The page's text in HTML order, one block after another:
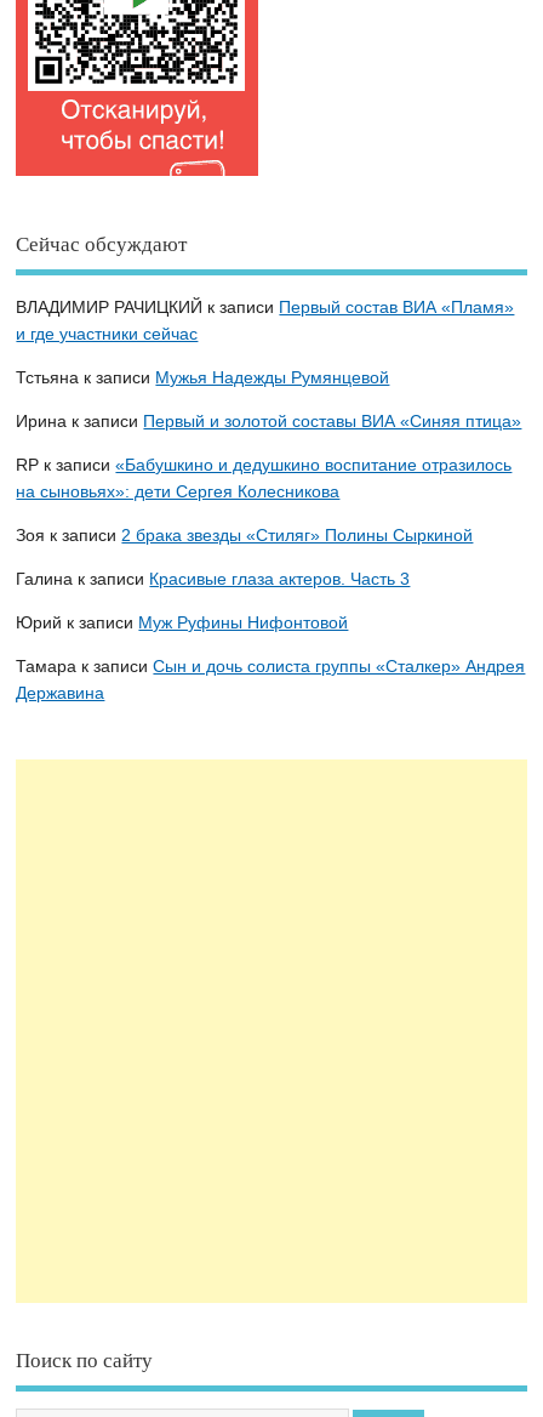
Сейчас обсуждают
ВЛАДИМИР РАЧИЦКИЙ к записи Первый состав ВИА «Пламя»
и где участники сейчас
Тстьяна к записи Мужья Надежды Румянцевой
Ирина к записи Первый и золотой составы ВИА «Синяя птица»
RP к записи«Бабушкино и дедушкино воспитание отразилось
на сыновьях»: дети Сергея Колесникова
Зоя к записи 2 брака звезды «Стиляг» Полины Сыркиной
Галина к записи Красивые глаза актеров. Часть 3
Юрий к записи Муж Руфины Нифонтовой
Тамара к записиСын и дочь солиста группы «Сталкер» Андрея
Державина
Поиск по сайту